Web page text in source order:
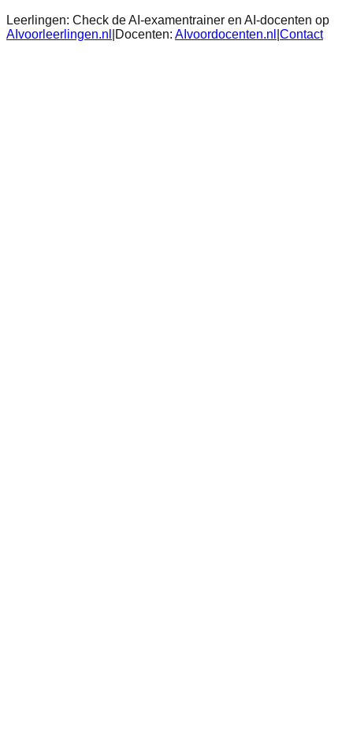
Leerlingen: Check de AI-examentrainer en AI-docenten op
AIvoorleerlingen.nl
Docenten: AIvoordocenten.nl Contact